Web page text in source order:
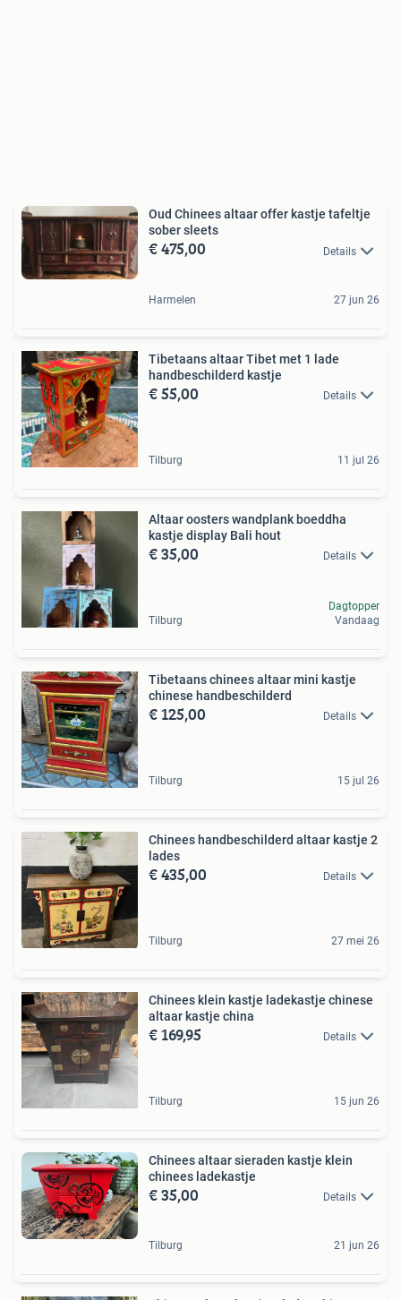
Oud Chinees altaar offer kastje tafeltje
sober sleets
€ 475,00 Details
Harmelen 27 jun 26
Tibetaans altaar Tibet met 1 lade
handbeschilderd kastje
€ 55,00 Details
Tilburg 11 jul 26
Altaar oosters wandplank boeddha
kastje display Bali hout
€ 35,00 Details
Tilburg
Dagtopper
Vandaag
Tibetaans chinees altaar mini kastje
chinese handbeschilderd
€ 125,00 Details
Tilburg 15 jul 26
Chinees handbeschilderd altaar kastje 2
lades
€ 435,00 Details
Tilburg 27 mei 26
Chinees klein kastje ladekastje chinese
altaar kastje china
€ 169,95 Details
Tilburg 15 jun 26
Chinees altaar sieraden kastje klein
chinees ladekastje
€ 35,00 Details
Tilburg 21 jun 26